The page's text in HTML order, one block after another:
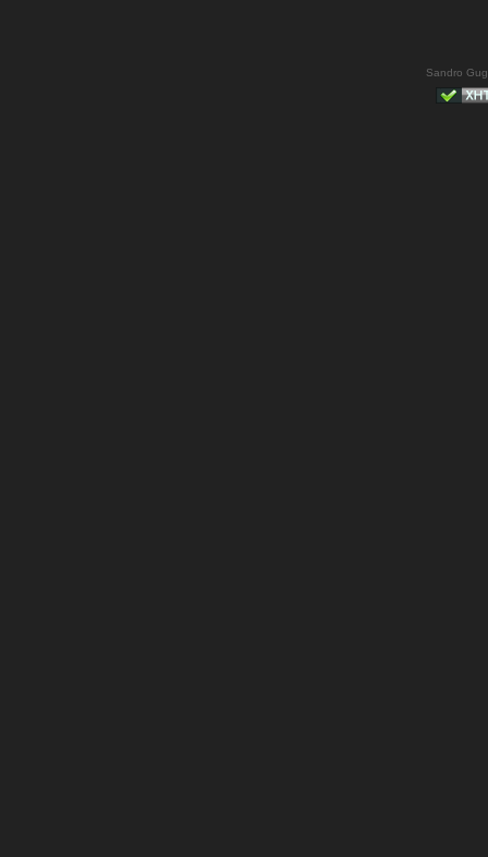
Sandro